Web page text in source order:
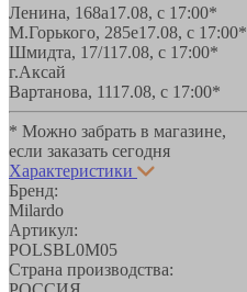
Ленина, 168а17.08, с 17:00*
М.Горького, 285е17.08, с 17:00*
Шмидта, 17/117.08, с 17:00*
г.Аксай
Вартанова, 1117.08, с 17:00*
* Можно забрать в магазине,
если заказать сегодня
Характеристики
Бренд:
Milardo
Артикул:
POLSBL0M05
Страна производства: